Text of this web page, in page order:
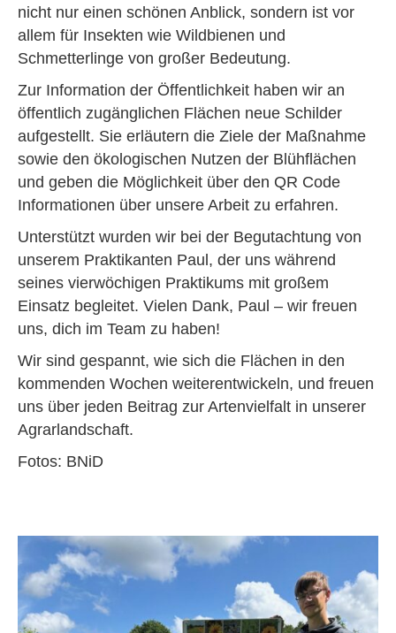
nicht nur einen schönen Anblick, sondern ist vor
allem für Insekten wie Wildbienen und
Schmetterlinge von großer Bedeutung.
Zur Information der Öffentlichkeit haben wir an
öffentlich zugänglichen Flächen neue Schilder
aufgestellt. Sie erläutern die Ziele der Maßnahme
sowie den ökologischen Nutzen der Blühflächen
und geben die Möglichkeit über den QR Code
Informationen über unsere Arbeit zu erfahren.
Unterstützt wurden wir bei der Begutachtung von
unserem Praktikanten Paul, der uns während
seines vierwöchigen Praktikums mit großem
Einsatz begleitet. Vielen Dank, Paul – wir freuen
uns, dich im Team zu haben!
Wir sind gespannt, wie sich die Flächen in den
kommenden Wochen weiterentwickeln, und freuen
uns über jeden Beitrag zur Artenvielfalt in unserer
Agrarlandschaft.
Fotos: BNiD